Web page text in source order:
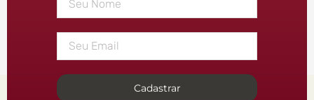
Cadastrar